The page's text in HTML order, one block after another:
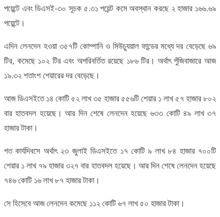
পয়েন্টে এবং ডিএসই-৩০ সূচক ৫.৩১ পয়েন্ট কমে অবস্থান করছে ২ হাজার ১৬৬.৬৯
পয়েন্টে।
এদিন লেনদেন হওয়া ৩৫৭টি কোম্পানি ও মিউচ্যুয়াল ফান্ডের মধ্যে দর বেড়েছে ৬৯
টির, কমেছে ১০২ টির এবং অপরিবর্তিত রয়েছে ১৮৬ টির। অর্থাৎ পুঁজিবাজারে আজ
১৯.৩২ শতাংশ শেয়ারের দর বেড়েছে।
আজ ডিএসইতে ১৪ কোটি ৫২ লাখ ৩৫ হাজার ৫৫৬টি শেয়ার ১ লাখ ৫৭ হাজার ৮০২
বার হাতবদল হয়েছে। আর দিন শেষে লেনদেন হয়েছে ৬৩৩ কোটি ৪৯ লাখ ৩৭
হাজার টাকা।
গত কার্যদিবসে অর্থাৎ ২৩ জুলাই ডিএসইতে ১৭ কোটি ৯ লাখ ৮৪ হাজার ৭০০টি
শেয়ার ১ লাখ ৭৯ হাজার ৩২৭ বার হাতবদল হয়েছে। আর দিন শেষে লেনদেন হয়েছে
৭৪৬ কোটি ১৬ লাখ ৮৭ হাজার টাকা।
সে হিসেবে আজ লেনদেন কমেছে ১১২ কোটি ৬৭ লাখ ৫০ হাজার টাকা।